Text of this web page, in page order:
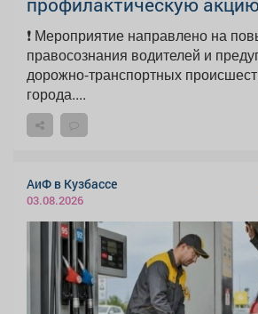
❗️ Мероприятие направлено на
правосознания водителей и
дорожно-транспортных
города....
АиФ в Кузбассе
03.08.2026